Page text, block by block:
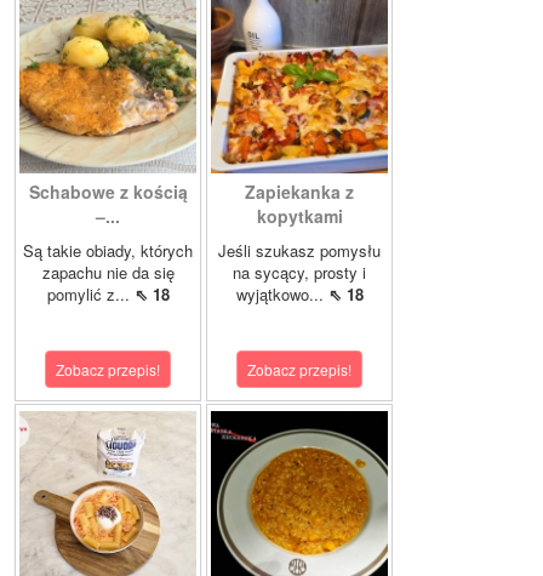
Schabowe z kością
–...
Są takie obiady, których
zapachu nie da się
pomylić z... ⇖ 18
Zobacz przepis!
Zapiekanka z
kopytkami
Jeśli szukasz pomysłu
na sycący, prosty i
wyjątkowo... ⇖ 18
Zobacz przepis!